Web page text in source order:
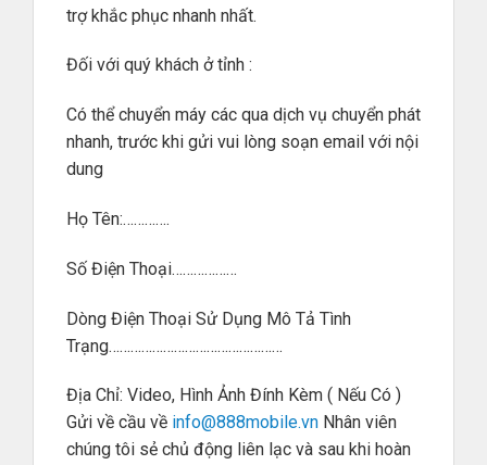
trợ khắc phục nhanh nhất.
Đối với quý khách ở tỉnh :
Có thể chuyển máy các qua dịch vụ chuyển phát
nhanh, trước khi gửi vui lòng soạn email với nội
dung
Họ Tên:………….
Số Điện Thoại………………
Dòng Điện Thoại Sử Dụng Mô Tả Tình
Trạng…………………………………………
Địa Chỉ: Video, Hình Ảnh Đính Kèm ( Nếu Có )
Gửi về cầu về info@888mobile.vn Nhân viên
chúng tôi sẻ chủ động liên lạc và sau khi hoàn